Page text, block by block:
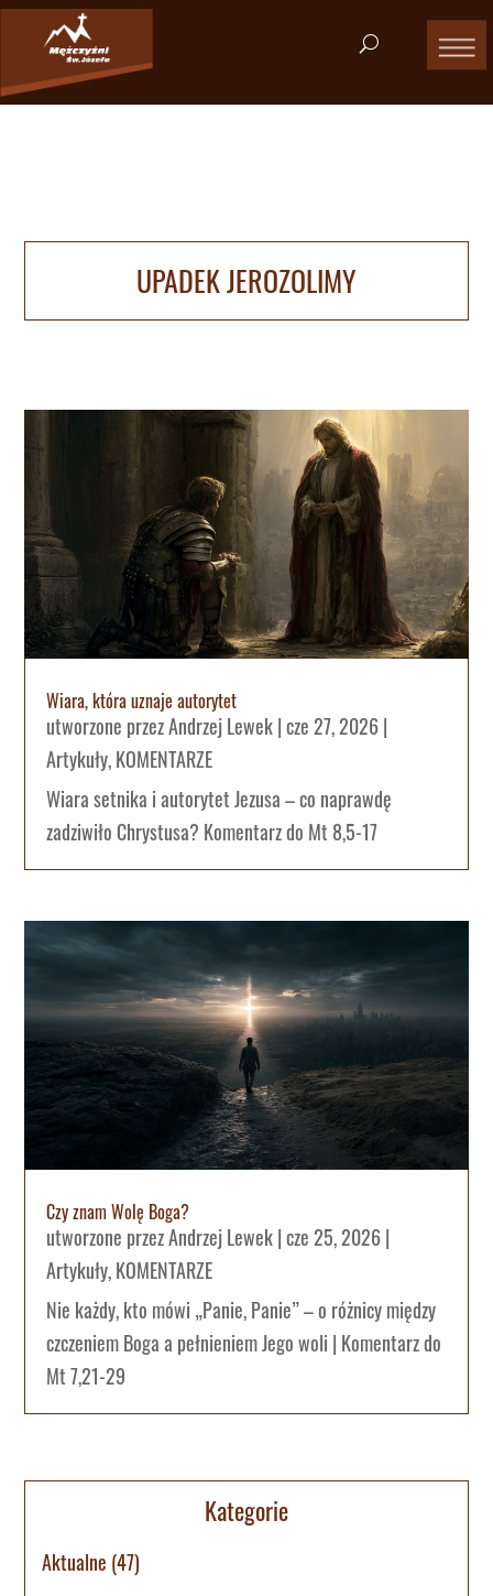
UPADEK JEROZOLIMY
Wiara, która uznaje autorytet
utworzone przezAndrzej Lewek|cze 27, 2026|
Artykuły,KOMENTARZE
Wiara setnika i autorytet Jezusa – co naprawdę
zadziwiło Chrystusa? Komentarz do Mt 8,5-17
Czy znam Wolę Boga?
utworzone przezAndrzej Lewek|cze 25, 2026|
Artykuły,KOMENTARZE
Nie każdy, kto mówi „Panie, Panie” – o różnicy między
czczeniem Boga a pełnieniem Jego woli | Komentarz do
Mt 7,21-29
Kategorie
Aktualne (47)